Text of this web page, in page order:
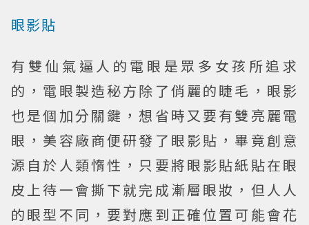
眼影貼
有雙仙氣逼人的電眼是眾多女孩所追求
的，電眼製造秘方除了俏麗的睫毛，眼影
也是個加分關鍵，想省時又要有雙亮麗電
眼，美容廠商便研發了眼影貼，畢竟創意
源自於人類惰性，只要將眼影貼紙貼在眼
皮上待一會撕下就完成漸層眼妝，但人人
的眼型不同，要對應到正確位置可能會花